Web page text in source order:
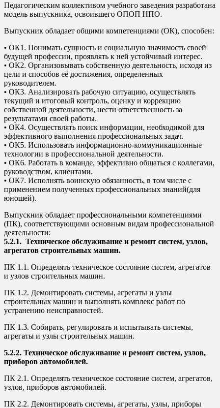
Педагогическим коллективом учебного заведения разработана
модель выпускника, освоившего ОПОП НПО.
Выпускник обладает общими компетенциями (ОК), способен:
• ОК1. Понимать сущность и социальную значимость своей
будущей профессии, проявлять к ней устойчивый интерес.
• ОК2. Организовывать собственную деятельность, исходя из
цели и способов её достижения, определенных
руководителем.
• ОК3. Анализировать рабочую ситуацию, осуществлять
текущий и итоговый контроль, оценку и коррекцию
собственной деятельности, нести ответственность за
результатами своей работы.
• ОК4. Осуществлять поиск информации, необходимой для
эффективного выполнения профессиональных задач.
• ОК5. Использовать информационно-коммуникационные
технологии в профессиональной деятельности.
• ОК6. Работать в команде, эффективно общаться с коллегами,
руководством, клиентами.
• ОК7. Исполнять воинскую обязанность, в том числе с
применением полученных профессиональных знаний(для
юношей).
Выпускник обладает профессиональными компетенциями
(ПК), соответствующими основным видам профессиональной
деятельности:
5.2.1. Техническое обслуживание и ремонт систем, узлов,
агрегатов строительных машин.
ПК 1.1. Определять техническое состояние систем, агрегатов
и узлов строительных машин.
ПК 1.2. Демонтировать системы, агрегаты и узлы
строительных машин и выполнять комплекс работ по
устранению неисправностей.
ПК 1.3. Собирать, регулировать и испытывать системы,
агрегаты и узлы строительных машин.
5.2.2. Техническое обслуживание и ремонт систем, узлов,
приборов автомобилей.
ПК 2.1. Определять техническое состояние систем, агрегатов,
узлов, приборов автомобилей.
ПК 2.2. Демонтировать системы, агрегаты, узлы, приборы